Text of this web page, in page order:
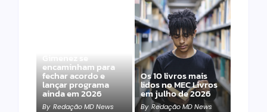
Gimenez se
encaminham para
fechar acordo e
lançar programa
ainda em 2026
By Redação MD News
Os 10 livros mais
lidos no MEC Livros
em julho de 2026
By Redação MD News